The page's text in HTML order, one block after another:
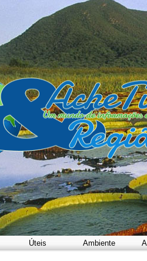
Úteis Ambiente